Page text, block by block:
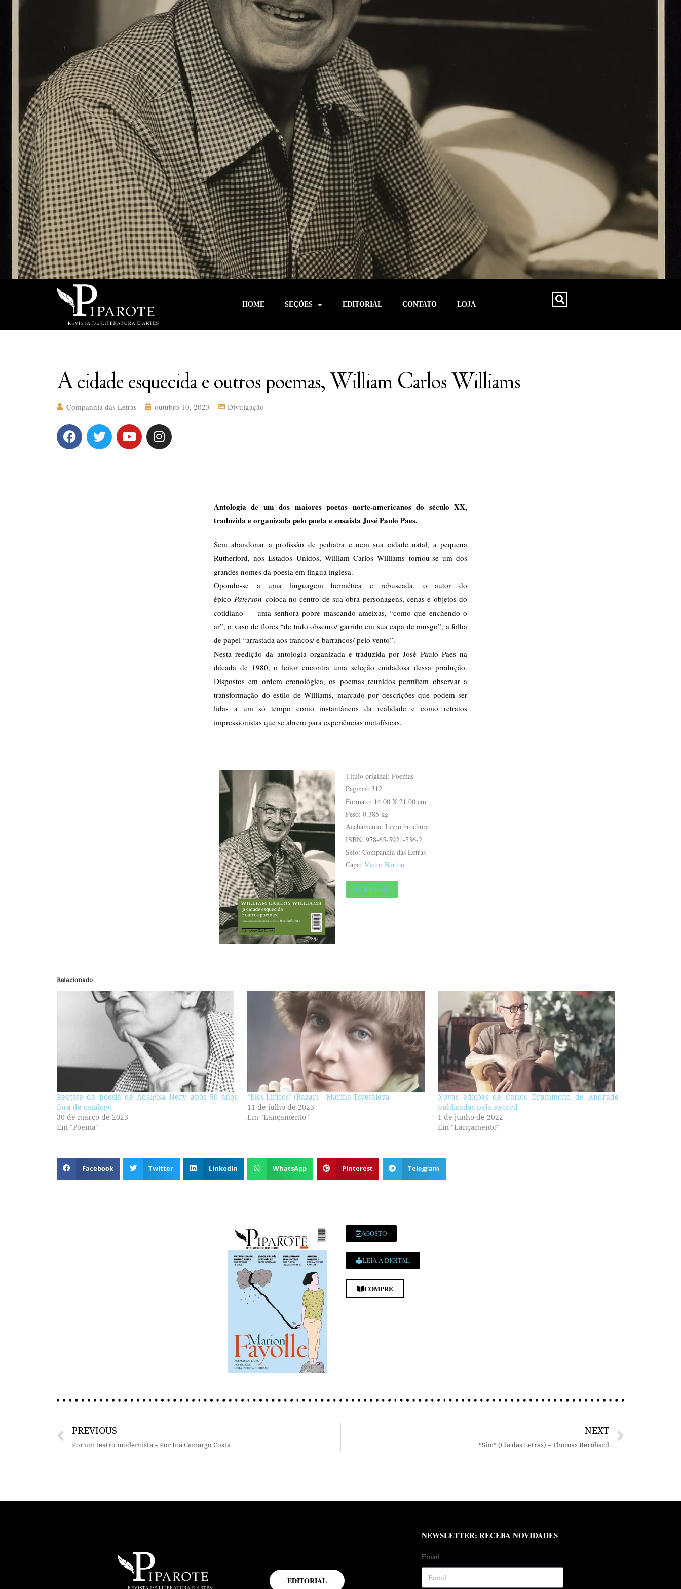
HOME SEÇÕES EDITORIAL CONTATO LOJA
A cidade esquecida e outros poemas, William Carlos Williams
Companhia das Letras outubro 10, 2023 Divulgação
Antologia de um dos maiores poetas norte-americanos do século XX,
traduzida e organizada pelo poeta e ensaísta José Paulo Paes.
Sem abandonar a profissão de pediatra e nem sua cidade natal, a pequena
Rutherford, nos Estados Unidos, William Carlos Williams tornou-se um dos
grandes nomes da poesia em língua inglesa.
Opondo-se a uma linguagem hermética e rebuscada, o autor do
épico Paterson coloca no centro de sua obra personagens, cenas e objetos do
cotidiano — uma senhora pobre mascando ameixas, “como que enchendo o
ar”, o vaso de flores “de todo obscuro/ garrido em sua capa de musgo”, a folha
de papel “arrastada aos trancos/ e barrancos/ pelo vento”.
Nesta reedição da antologia organizada e traduzida por José Paulo Paes na
década de 1980, o leitor encontra uma seleção cuidadosa dessa produção.
Dispostos em ordem cronológica, os poemas reunidos permitem observar a
transformação do estilo de Williams, marcado por descrições que podem ser
lidas a um só tempo como instantâneos da realidade e como retratos
impressionistas que se abrem para experiências metafísicas.
Título original: Poemas
Páginas: 312
Formato: 14.00 X 21.00 cm
Peso: 0.385 kg
Acabamento: Livro brochura
ISBN: 978-65-5921-536-2
Selo: Companhia das Letras
Capa: Victor Burton
COMPRAR
Relacionado
Resgate da poesia de Adalgisa Nery após 50 anos
fora de catálogo
30 de março de 2023
Em "Poema"
“Elos Líricos” (Bazar) – Marina Tsvetáieva
11 de julho de 2023
Em "Lançamento"
Novas edições de Carlos Drummond de Andrade
publicadas pela Record
1 de junho de 2022
Em "Lançamento"
Facebook Twitter LinkedIn WhatsApp Pinterest Telegram
AGOSTO
LEIA A DIGITAL
COMPRE
PREVIOUS
Por um teatro modernista – Por Iná Camargo Costa
NEXT
“Sim” (Cia das Letras) – Thomas Bernhard
EDITORIAL
NEWSLETTER: RECEBA NOVIDADES
Email